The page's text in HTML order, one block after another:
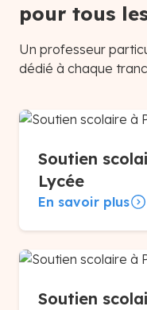
pour tous
Un professeur
dédié à chaque
Soutien
Lycée
En savoir plus
Soutien